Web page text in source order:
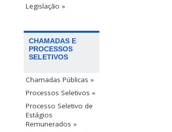
Legislação »
CHAMADAS E
PROCESSOS
SELETIVOS
Chamadas Públicas »
Processos Seletivos »
Processo Seletivo de
Estágios
Remunerados »